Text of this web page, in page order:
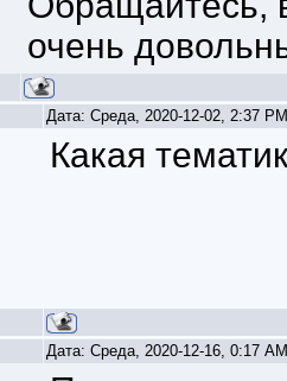
очень
Дата: Среда, 2020-12-02, 2:37
Какая
Дата: Среда, 2020-12-16, 0:17